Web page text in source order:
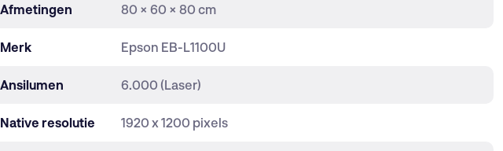
Afmetingen 80 × 60 × 80 cm
Merk Epson EB-L1100U
Ansilumen 6.000 (Laser)
Native resolutie 1920 x 1200 pixels